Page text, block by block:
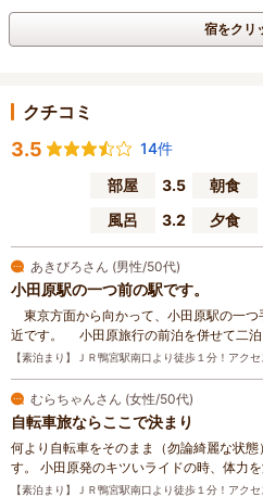
宿をクリ
クチコミ
3.5
14件
部屋
3.5 朝食
風呂
3.2 夕食
あきびろさん (男性/50代)
小田原駅の一つ前の駅です。
東京方面から向かって、小田原駅の一
近です。 小田原旅行の前泊を併せて二
【素泊まり】ＪＲ鴨宮駅南口より徒歩１分！アクセ
むらちゃんさん (女性/50代)
自転車旅ならここで決まり
何より自転車をそのまま（勿論綺麗な状
す。 小田原発のキツいライドの時、体力
【素泊まり】ＪＲ鴨宮駅南口より徒歩１分！アクセ